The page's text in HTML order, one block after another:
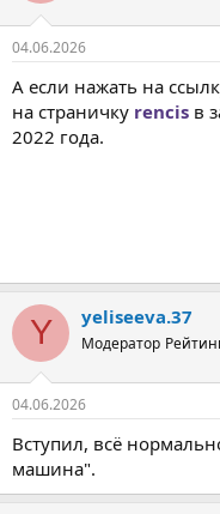
04.06.2026
А если нажать на
на страничку rencis в
2022 года.
Y yeliseeva.37
Модератор
04.06.2026
Вступил, всё
машина".